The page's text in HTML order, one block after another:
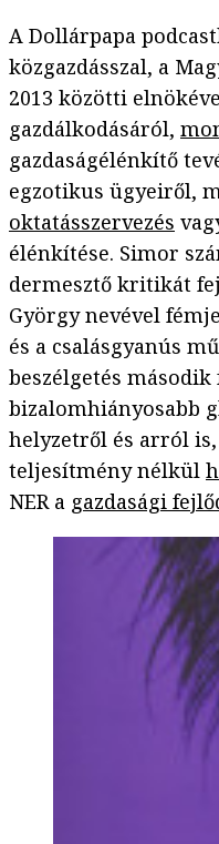
A Dollárpapa
közgazdásszal, a
2013 közötti
gazdálkodásáról,
gazdaságélénkítő
egzotikus ügyeiről,
oktatásszervezés
élénkítése. Simor
dermesztő kritikát
György nevével
és a csalásgyanús
beszélgetés
bizalomhiányosabb
helyzetről és arról
teljesítmény nélkül
NER a gazdasági